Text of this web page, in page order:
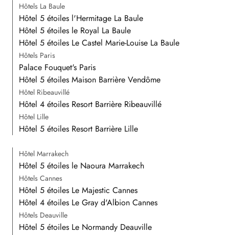
Hôtels La Baule
Hôtel 5 étoiles l'Hermitage La Baule
Hôtel 5 étoiles le Royal La Baule
Hôtel 5 étoiles Le Castel Marie-Louise La Baule
Hôtels Paris
Palace Fouquet's Paris
Hôtel 5 étoiles Maison Barrière Vendôme
Hôtel Ribeauvillé
Hôtel 4 étoiles Resort Barrière Ribeauvillé
Hôtel Lille
Hôtel 5 étoiles Resort Barrière Lille
Hôtel Marrakech
Hôtel 5 étoiles le Naoura Marrakech
Hôtels Cannes
Hôtel 5 étoiles Le Majestic Cannes
Hôtel 4 étoiles Le Gray d'Albion Cannes
Hôtels Deauville
Hôtel 5 étoiles Le Normandy Deauville